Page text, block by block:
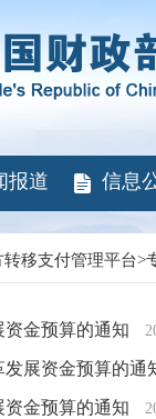
报道 信息
移支付管理平台>
资金预算的通知
发展资金预算的通
资金预算的通知